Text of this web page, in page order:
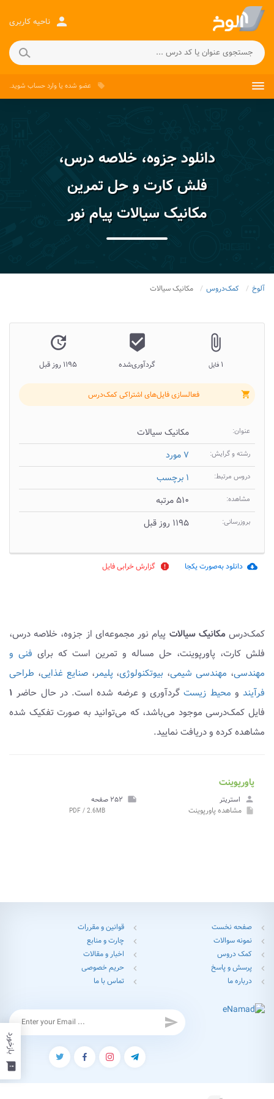
person ناحیه کاربری
local_offer عضو شده یاوارد حساب شوید.
دانلود جزوه، خلاصه درس،
فلش کارت و حل تمرین
مکانیک سیالات پیام نور
آلوخ کمک‌دروس مکانیک سیالات
attach_file
۱ فایل
beenhere
گردآوری‌شده
update
۱۱۹۵ روز قبل
shopping_cart فعالسازی فایل‌های اشتراکی کمک‌درس
عنوان: مکانیک سیالات
رشته و گرایش: ۷ مورد
دروس مرتبط: ۱ برچسب
مشاهده: ۵۱۰ مرتبه
بروزرسانی: ۱۱۹۵ روز قبل
cloud_download دانلود به‌صورت یکجا report گزارش خرابی فایل
کمک‌درسمکانیک سیالات پیام نور مجموعه‌ای از جزوه، خلاصه درس،
فلش کارت، پاورپوینت، حل مساله و تمرین است که برای فنی و
مهندسی، مهندسی شیمی، بیوتکنولوژی، پلیمر،صنایع غذایی، طراحی
فرآیند و محیط زیستگردآوری و عرضه شده است. در حال حاضر ۱
فایل کمک‌درسی موجود می‌باشد، که می‌توانید به صورت تفکیک شده
مشاهده کرده و دریافت نمایید.
پاورپوینت
person استریتر note ۲۵۲ صفحه
insert_drive_file مشاهده پاورپوینت PDF / 2.6MB
feedback
بازخورد
chevron_left صفحه نخست chevron_left قوانین و مقررات
chevron_left نمونه سوالات chevron_left چارت و منابع
chevron_left کمک دروس chevron_left اخبار و مقالات
chevron_left پرسش و پاسخ chevron_left حریم خصوصی
chevron_left درباره ما chevron_left تماس با ما
send